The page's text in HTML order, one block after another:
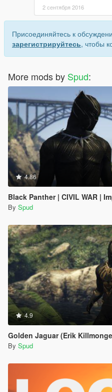
2 сентября 2016
Присоединяйтесь к
зарегистрируйтесь, чтобы
More mods by Spud:
4.86
Black Panther | CIVIL WAR |
By Spud
4.9
Golden Jaguar (Erik
By Spud